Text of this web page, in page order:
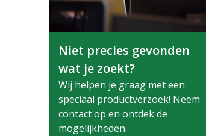
Niet precies gevonden
wat je zoekt?
Wij helpen je graag met een
speciaal productverzoek! Neem
contact op en ontdek de
mogelijkheden.